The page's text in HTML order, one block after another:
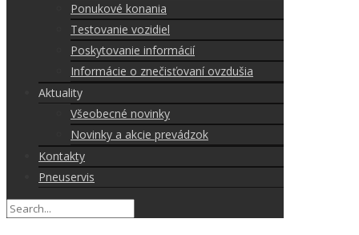
Ponukové konania
Testovanie vozidiel
Poskytovanie informácií
Informácie o znečisťovaní ovzdušia
Aktuality
Všeobecné novinky
Novinky a akcie prevádzok
Kontakty
Pneuservis